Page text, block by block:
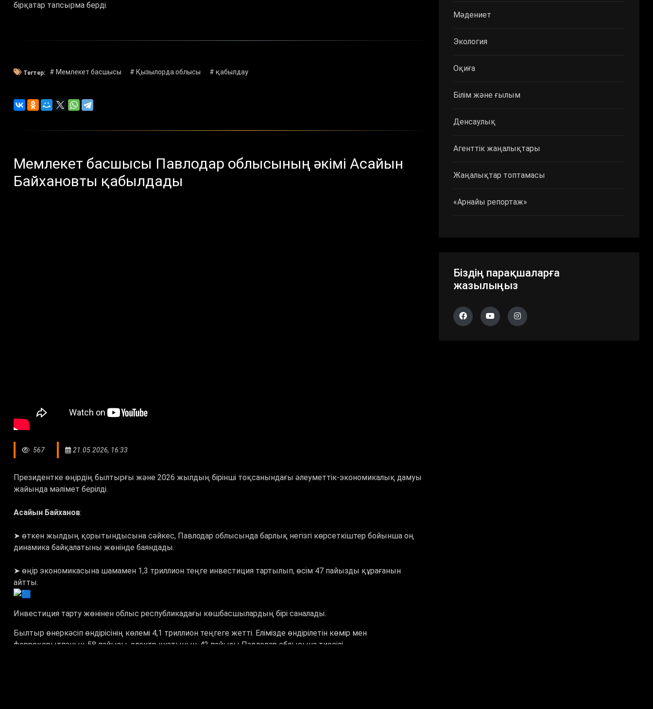
бірқатар тапсырма берді.
Тегтер: # Мемлекет басшысы # Қызылорда облысы # қабылдау
Мемлекет басшысы Павлодар облысының әкімі Асайын
Байхановты қабылдады
567 21.05.2026, 16:33
Президентке өңірдің былтырғы және 2026 жылдың бірінші тоқсанындағы әлеуметтік-экономикалық дамуы
жайында мәлімет берілді.
Асайын Байханов:
➤ өткен жылдың қорытындысына сәйкес, Павлодар облысында барлық негізгі көрсеткіштер бойынша оң
динамика байқалатыны жөнінде баяндады.
➤ өңір экономикасына шамамен 1,3 триллион теңге инвестиция тартылып, өсім 47 пайызды құрағанын
айтты.
Инвестиция тарту жөнінен облыс республикадағы көшбасшылардың бірі саналады.
Былтыр өнеркәсіп өндірісінің көлемі 4,1 триллион теңгеге жетті. Елімізде өндірілетін көмір мен
ферроқорытпаның 58 пайызы, электр қуатының 42 пайызы Павлодар облысына тиесілі
Мәдениет
Экология
Оқиға
Білім және ғылым
Денсаулық
Агенттік жаңалықтары
Жаңалықтар топтамасы
«Арнайы репортаж»
Біздің парақшаларға
жазылыңыз